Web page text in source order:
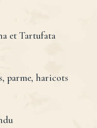
et Tartufata
parme, haricots